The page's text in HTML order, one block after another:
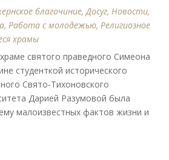
благочиние,Досуг,Новости,
,Работа с молодежью,Религиозное
храмы
святого праведного Симеона
студенткой исторического
Свято-Тихоновского
Дарией Разумовой была
малоизвестных фактов жизни и